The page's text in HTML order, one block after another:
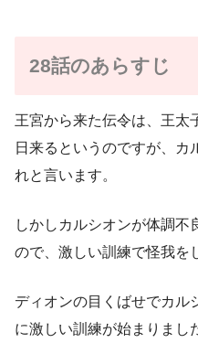
28話のあらすじ
王宮から来た伝令は、王太
日来るというのですが、カ
れと言います。
しかしカルシオンが体調不
ので、激しい訓練で怪我を
ディオンの目くばせでカル
に激しい訓練が始まりまし